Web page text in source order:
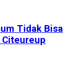
Tidak Bisa
Citeureup